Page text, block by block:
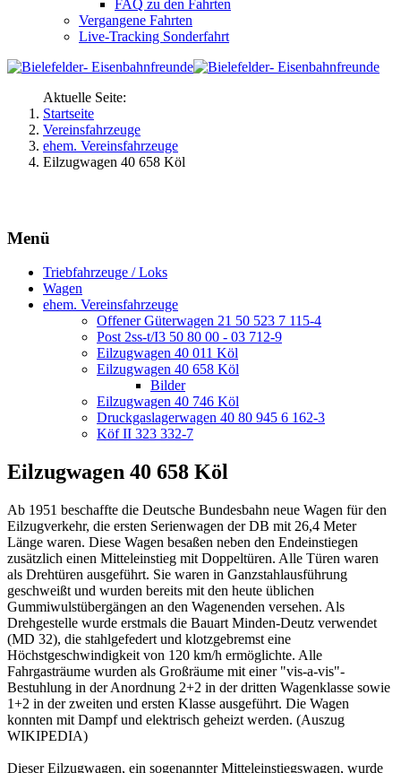
FAQ zu den Fahrten
Vergangene Fahrten
Live-Tracking Sonderfahrt
Aktuelle Seite:
Startseite
Vereinsfahrzeuge
ehem. Vereinsfahrzeuge
Eilzugwagen 40 658 Köl
Menü
Triebfahrzeuge / Loks
Wagen
ehem. Vereinsfahrzeuge
Offener Güterwagen 21 50 523 7 115-4
Post 2ss-t/I3 50 80 00 - 03 712-9
Eilzugwagen 40 011 Köl
Eilzugwagen 40 658 Köl
Bilder
Eilzugwagen 40 746 Köl
Druckgaslagerwagen 40 80 945 6 162-3
Köf II 323 332-7
Eilzugwagen 40 658 Köl
Ab 1951 beschaffte die Deutsche Bundesbahn neue Wagen für den
Eilzugverkehr, die ersten Serienwagen der DB mit 26,4 Meter
Länge waren. Diese Wagen besaßen neben den Endeinstiegen
zusätzlich einen Mitteleinstieg mit Doppeltüren. Alle Türen waren
als Drehtüren ausgeführt. Sie waren in Ganzstahlausführung
geschweißt und wurden bereits mit den heute üblichen
Gummiwulstübergängen an den Wagenenden versehen. Als
Drehgestelle wurde erstmals die Bauart Minden-Deutz verwendet
(MD 32), die stahlgefedert und klotzgebremst eine
Höchstgeschwindigkeit von 120 km/h ermöglichte. Alle
Fahrgasträume wurden als Großräume mit einer "vis-a-vis"-
Bestuhlung in der Anordnung 2+2 in der dritten Wagenklasse sowie
1+2 in der zweiten und ersten Klasse ausgeführt. Die Wagen
konnten mit Dampf und elektrisch geheizt werden. (Auszug
WIKIPEDIA)
Dieser Eilzugwagen, ein sogenannter Mitteleinstiegswagen, wurde